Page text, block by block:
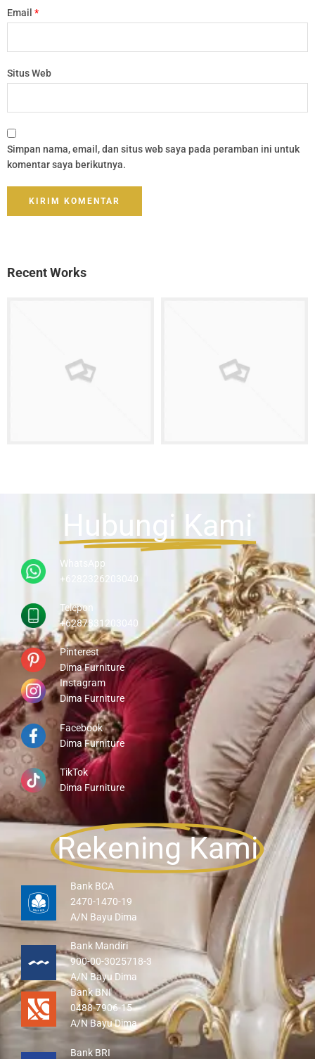
Email *
Situs Web
Simpan nama, email, dan situs web saya pada peramban ini untuk
komentar saya berikutnya.
Recent Works
Hubungi Kami
WhatsApp
+6282326203040
Telepon
+6287831203040
Pinterest
Dima Furniture
Instagram
Dima Furniture
Facebook
Dima Furniture
TikTok
Dima Furniture
Rekening Kami
Bank BCA
2470-1470-19
A/N Bayu Dima
Bank Mandiri
900-00-3025718-3
A/N Bayu Dima
Bank BNI
0488-7906-15
A/N Bayu Dima
Bank BRI